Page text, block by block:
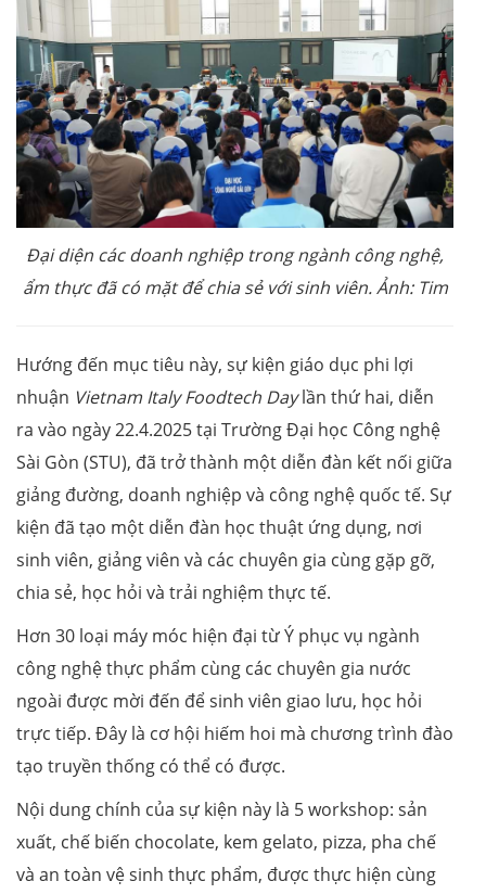
Đại diện các doanh nghiệp trong ngành công nghệ,
ẩm thực đã có mặt để chia sẻ với sinh viên. Ảnh: Tim
Hướng đến mục tiêu này, sự kiện giáo dục phi lợi
nhuận Vietnam Italy Foodtech Daylần thứ hai, diễn
ra vào ngày 22.4.2025 tại Trường Đại học Công nghệ
Sài Gòn (STU), đã trở thành một diễn đàn kết nối giữa
giảng đường, doanh nghiệp và công nghệ quốc tế. Sự
kiện đã tạo một diễn đàn học thuật ứng dụng, nơi
sinh viên, giảng viên và các chuyên gia cùng gặp gỡ,
chia sẻ, học hỏi và trải nghiệm thực tế.
Hơn 30 loại máy móc hiện đại từ Ý phục vụ ngành
công nghệ thực phẩm cùng các chuyên gia nước
ngoài được mời đến để sinh viên giao lưu, học hỏi
trực tiếp. Đây là cơ hội hiếm hoi mà chương trình đào
tạo truyền thống có thể có được.
Nội dung chính của sự kiện này là 5 workshop: sản
xuất, chế biến chocolate, kem gelato, pizza, pha chế
và an toàn vệ sinh thực phẩm, được thực hiện cùng